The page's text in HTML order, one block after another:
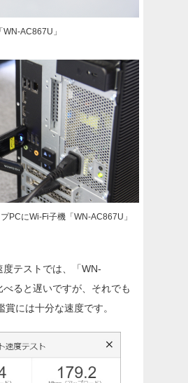
WN-AC867U」
PCにWi-Fi子機「WN-AC867U」
度テストでは、「WN-
ると遅いですが、それでも
賞には十分な速度です。